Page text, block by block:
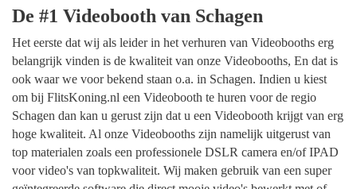
De #1 Videobooth van Schagen
Het eerste dat wij als leider in het verhuren van Videobooths erg
belangrijk vinden is de kwaliteit van onze Videobooths, En dat is
ook waar we voor bekend staan o.a. in Schagen. Indien u kiest
om bij FlitsKoning.nl een Videobooth te huren voor de regio
Schagen dan kan u gerust zijn dat u een Videobooth krijgt van erg
hoge kwaliteit. Al onze Videobooths zijn namelijk uitgerust van
top materialen zoals een professionele DSLR camera en/of IPAD
voor video's van topkwaliteit. Wij maken gebruik van een super